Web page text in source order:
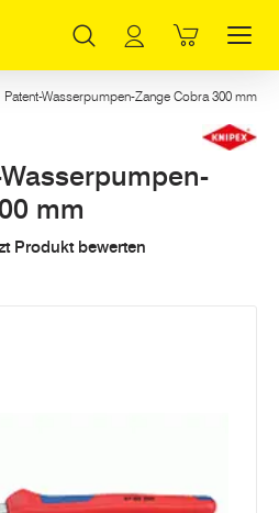
Patent-Wasserpumpen-Zange Cobra 300 mm
mm
Produkt bewerten